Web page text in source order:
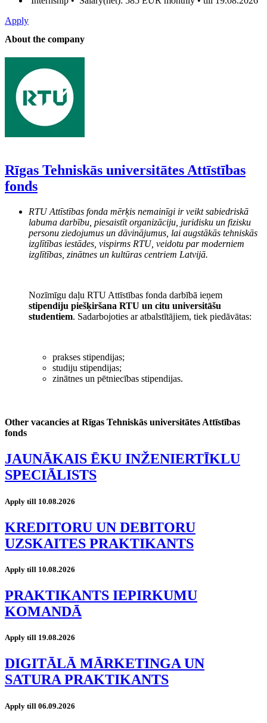
Apply
About the company
Rīgas Tehniskās universitātes Attīstības
fonds
RTU Attīstības fonda mērķis nemainīgi ir veikt sabiedriskā
labuma darbību, piesaistīt organizāciju, juridisku un fizisku
personu ziedojumus un dāvinājumus, lai augstākās tehniskās
izglītības iestādes, vispirms RTU, veidotu par moderniem
izglītības, zinātnes un kultūras centriem Latvijā.
Nozīmīgu daļu RTU Attīstības fonda darbībā ieņem
stipendiju piešķiršana RTU un citu universitāšu
studentiem. Sadarbojoties ar atbalstītājiem, tiek piedāvātas:
prakses stipendijas;
studiju stipendijas;
zinātnes un pētniecības stipendijas.
Other vacancies at Rīgas Tehniskās universitātes Attīstības
fonds
JAUNĀKAIS ĒKU INŽENIERTĪKLU
SPECIĀLISTS
Apply till 10.08.2026
KREDITORU UN DEBITORU
UZSKAITES PRAKTIKANTS
Apply till 10.08.2026
PRAKTIKANTS IEPIRKUMU
KOMANDĀ
Apply till 19.08.2026
DIGITĀLĀ MĀRKETINGA UN
SATURA PRAKTIKANTS
Apply till 06.09.2026